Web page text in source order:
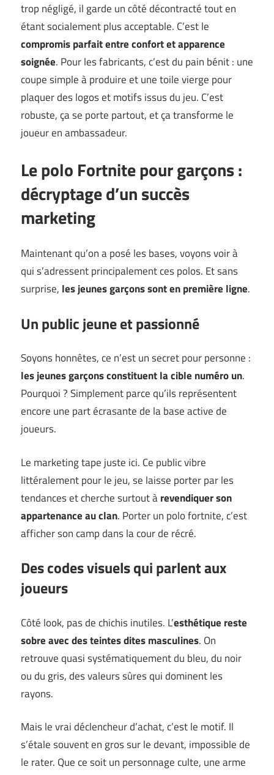
trop négligé, il garde un côté décontracté tout en
étant socialement plus acceptable. C’est le
compromis parfait entre confort et apparence
soignée. Pour les fabricants, c’est du pain bénit : une
coupe simple à produire et une toile vierge pour
plaquer des logos et motifs issus du jeu. C’est
robuste, ça se porte partout, et ça transforme le
joueur en ambassadeur.
Le polo Fortnite pour garçons :
décryptage d’un succès
marketing
Maintenant qu’on a posé les bases, voyons voir à
qui s’adressent principalement ces polos. Et sans
surprise, les jeunes garçons sont en première ligne.
Un public jeune et passionné
Soyons honnêtes, ce n’est un secret pour personne :
les jeunes garçons constituent la cible numéro un.
Pourquoi ? Simplement parce qu’ils représentent
encore une part écrasante de la base active de
joueurs.
Le marketing tape juste ici. Ce public vibre
littéralement pour le jeu, se laisse porter par les
tendances et cherche surtout àrevendiquer son
appartenance au clan. Porter un polo fortnite, c’est
afficher son camp dans la cour de récré.
Des codes visuels qui parlent aux
joueurs
Côté look, pas de chichis inutiles. L’esthétique reste
sobre avec des teintes dites masculines. On
retrouve quasi systématiquement du bleu, du noir
ou du gris, des valeurs sûres qui dominent les
rayons.
Mais le vrai déclencheur d’achat, c’est le motif. Il
s’étale souvent en gros sur le devant, impossible de
le rater. Que ce soit un personnage culte, une arme